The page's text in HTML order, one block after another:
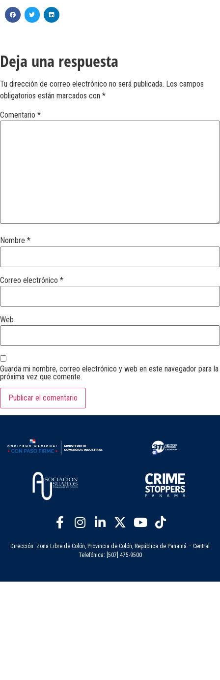
Deja una respuesta
Tu dirección de correo electrónico no será publicada. Los campos
obligatorios están marcados con *
Comentario *
Nombre *
Correo electrónico *
Web
Guarda mi nombre, correo electrónico y web en este navegador para la
próxima vez que comente.
Dirección: Zona Libre de Colón, Provincia de Colón, República de Panamá – Central
Telefónica: [507] 475-9500